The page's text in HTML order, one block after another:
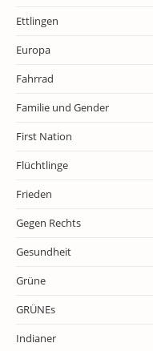
Ettlingen
Europa
Fahrrad
Familie und Gender
First Nation
Flüchtlinge
Frieden
Gegen Rechts
Gesundheit
Grüne
GRÜNEs
Indianer